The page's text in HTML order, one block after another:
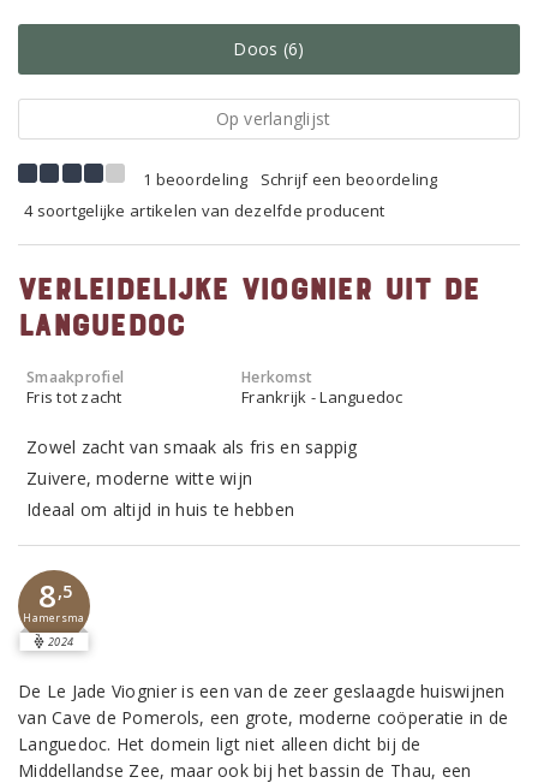
Doos (6)
Op verlanglijst
1 beoordeling
Schrijf een beoordeling
4 soortgelijke artikelen van dezelfde producent
Verleidelijke Viognier uit de
Languedoc
Smaakprofiel
Fris tot zacht
Herkomst
Frankrijk - Languedoc
Zowel zacht van smaak als fris en sappig
Zuivere, moderne witte wijn
Ideaal om altijd in huis te hebben
8,5
Hamersma
2024
De Le Jade Viognier is een van de zeer geslaagde huiswijnen
van Cave de Pomerols, een grote, moderne coöperatie in de
Languedoc. Het domein ligt niet alleen dicht bij de
Middellandse Zee, maar ook bij het bassin de Thau, een